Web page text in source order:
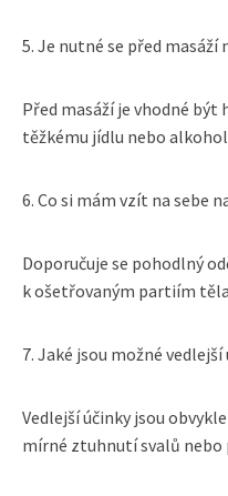
5. Je nutné se před masáží
Před masáží je vhodné být
těžkému jídlu nebo
6. Co si mám vzít na sebe
Doporučuje se pohodlný
k ošetřovaným partiím
7. Jaké jsou možné vedlejší
Vedlejší účinky jsou
mírné ztuhnutí svalů nebo